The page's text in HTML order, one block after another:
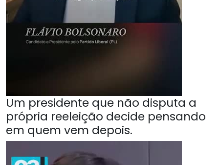
Um presidente que não disputa a
própria reeleição decide pensando
em quem vem depois.